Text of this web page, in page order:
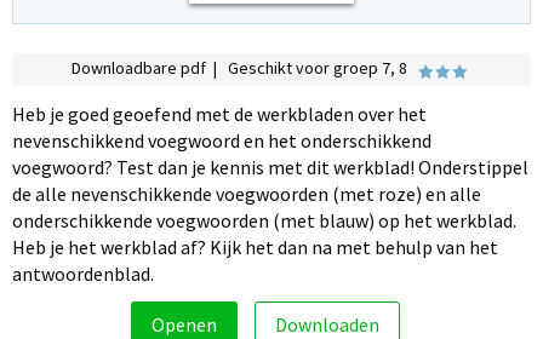
Downloadbare pdf | Geschikt voor groep 7, 8
Heb je goed geoefend met de werkbladen over het
nevenschikkend voegwoord en het onderschikkend
voegwoord? Test dan je kennis met dit werkblad! Onderstippel
de alle nevenschikkende voegwoorden (met roze) en alle
onderschikkende voegwoorden (met blauw) op het werkblad.
Heb je het werkblad af? Kijk het dan na met behulp van het
antwoordenblad.
Openen Downloaden